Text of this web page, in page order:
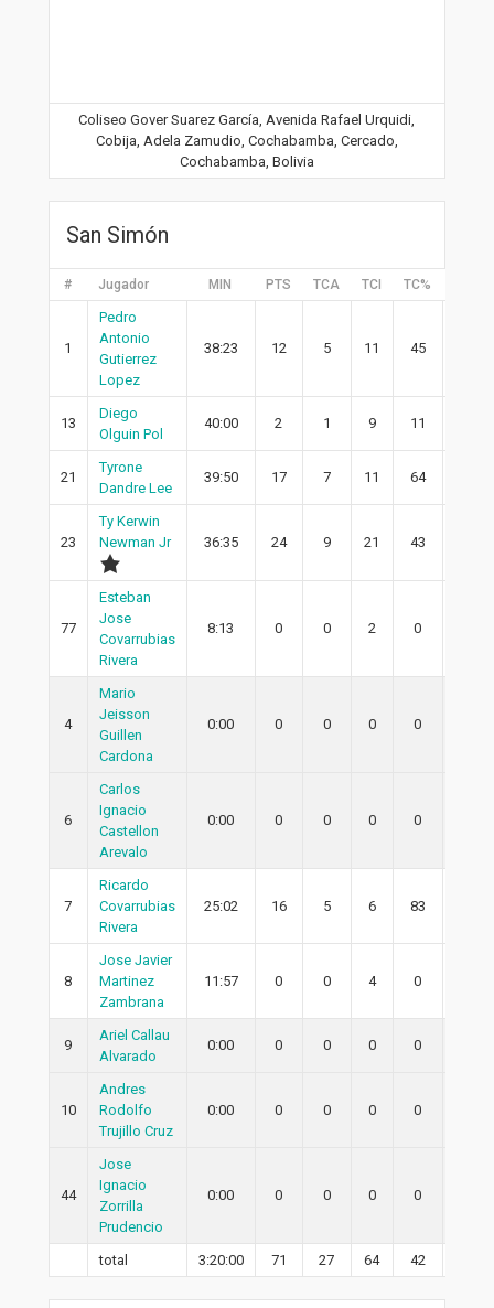
Coliseo Gover Suarez García, Avenida Rafael Urquidi,
Cobija, Adela Zamudio, Cochabamba, Cercado,
Cochabamba, Bolivia
San Simón
# Jugador MIN PTS TCA TCI TC%
1
Pedro
Antonio
Gutierrez
Lopez
38:23 12 5 11 45
13
Diego
Olguin Pol
40:00 2 1 9 11
21
Tyrone
Dandre Lee
39:50 17 7 11 64
23
Ty Kerwin
Newman Jr
36:35 24 9 21 43
77
Esteban
Jose
Covarrubias
Rivera
8:13 0 0 2 0
4
Mario
Jeisson
Guillen
Cardona
0:00 0 0 0 0
6
Carlos
Ignacio
Castellon
Arevalo
0:00 0 0 0 0
7
Ricardo
Covarrubias
Rivera
25:02 16 5 6 83
8
Jose Javier
Martinez
Zambrana
11:57 0 0 4 0
9
Ariel Callau
Alvarado
0:00 0 0 0 0
10
Andres
Rodolfo
Trujillo Cruz
0:00 0 0 0 0
44
Jose
Ignacio
Zorrilla
Prudencio
0:00 0 0 0 0
total 3:20:00 71 27 64 42